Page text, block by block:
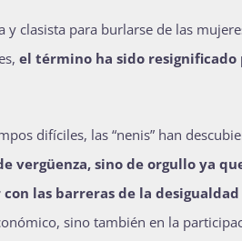
clasista para burlarse de las
el término ha sido
difíciles, las “nenis” han
vergüenza, sino de orgullo ya
las barreras de la
sino también en la